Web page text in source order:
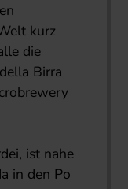
kurz
die
Birra
ist nahe
in den Po